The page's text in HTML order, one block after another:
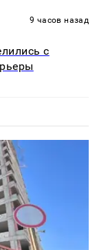
9 часов назад
с